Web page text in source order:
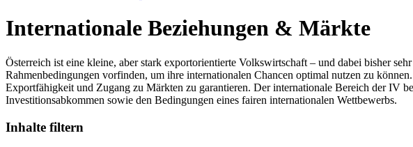
Internationale Beziehungen & Märkte
Österreich ist eine kleine, aber stark exportorientierte Volkswirtschaft – und dabei bisher
Rahmenbedingungen vorfinden, um ihre internationalen Chancen optimal nutzen zu
Exportfähigkeit und Zugang zu Märkten zu garantieren. Der internationale Bereich der IV
Investitionsabkommen sowie den Bedingungen eines fairen internationalen Wettbewerbs.
Inhalte filtern